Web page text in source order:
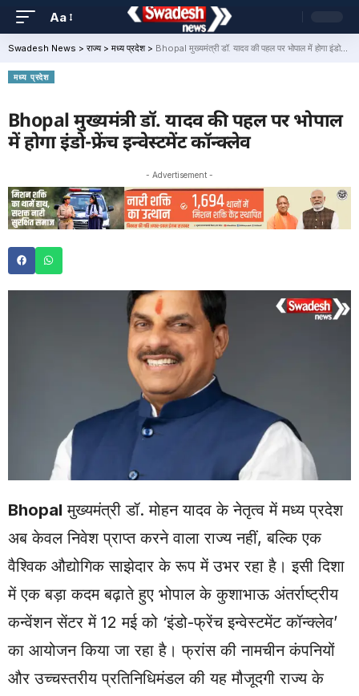
Aa
Swadesh News > राज्य> मध्य प्रदेश> Bhopal मुख्यमंत्री डॉ. यादव की पहल पर भोपाल में होगा इंडो-फ्रेंच इन्वेस्टमेंट कॉन्क्लेव
मध्य प्रदेश
Bhopal मुख्यमंत्री डॉ. यादव की पहल पर भोपाल
में होगा इंडो-फ्रेंच इन्वेस्टमेंट कॉन्क्लेव
- Advertisement -
Bhopal मुख्यमंत्री डॉ. मोहन यादव के नेतृत्व में मध्य प्रदेश
अब केवल निवेश प्राप्त करने वाला राज्य नहीं, बल्कि एक
वैश्विक औद्योगिक साझेदार के रूप में उभर रहा है। इसी दिशा
में एक बड़ा कदम बढ़ाते हुए भोपाल के कुशाभाऊ अंतर्राष्ट्रीय
कन्वेंशन सेंटर में 12 मई को ‘इंडो-फ्रेंच इन्वेस्टमेंट कॉन्क्लेव’
का आयोजन किया जा रहा है। फ्रांस की नामचीन कंपनियों
और उच्चस्तरीय प्रतिनिधिमंडल की यह मौजूदगी राज्य के